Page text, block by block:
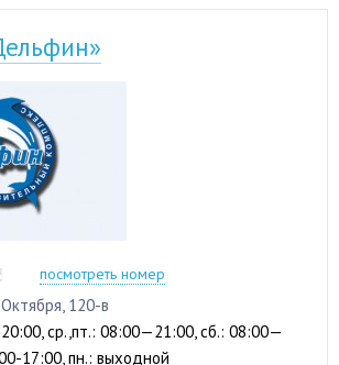
07 (044) 258-32-56
посмотреть номер
120-в
ср.,пт.: 08:00—21:00, сб.: 08:00—
17:00, пн.: выходной